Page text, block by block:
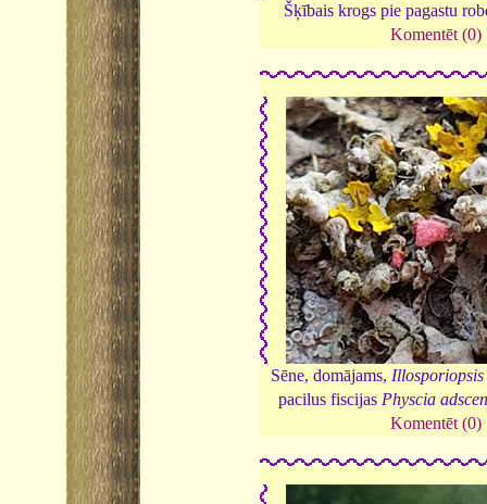
Šķībais krogs pie pagastu
Komentēt (0)
Sēne, domājams,
pacilus fiscijas Physcia
Komentēt (0)